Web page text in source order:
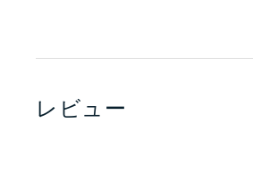
レビュー